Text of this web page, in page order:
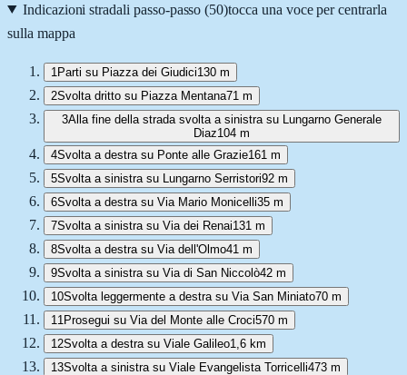
Indicazioni stradali passo-passo (50)tocca una voce per centrarla
sulla mappa
1 Parti su Piazza dei Giudici130 m
2Svolta dritto su Piazza Mentana71 m
3Alla fine della strada svolta a sinistra su Lungarno Generale
Diaz104 m
4Svolta a destra su Ponte alle Grazie161 m
5Svolta a sinistra su Lungarno Serristori92 m
6Svolta a destra su Via Mario Monicelli35 m
7Svolta a sinistra su Via dei Renai131 m
8Svolta a destra su Via dell'Olmo41 m
9Svolta a sinistra su Via di San Niccolò42 m
10Svolta leggermente a destra su Via San Miniato70 m
11 Prosegui su Via del Monte alle Croci570 m
12Svolta a destra su Viale Galileo1,6 km
13Svolta a sinistra su Viale Evangelista Torricelli473 m